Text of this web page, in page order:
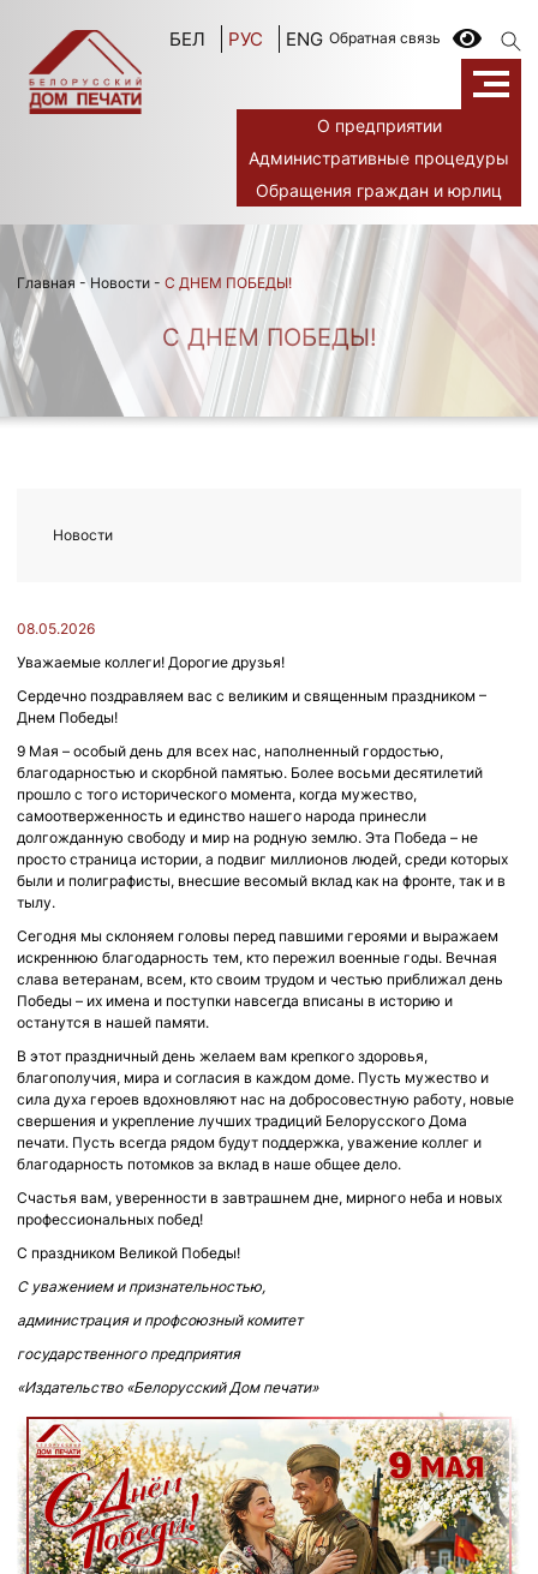
БЕЛ РУС ENG Обратная связь
О предприятии
Административные процедуры
Обращения граждан и юрлиц
Главная -Новости - С ДНЕМ ПОБЕДЫ!
С ДНЕМ ПОБЕДЫ!
08.05.2026
Уважаемые коллеги! Дорогие друзья!
Сердечно поздравляем вас с великим и священным праздником –
Днем Победы!
9 Мая – особый день для всех нас, наполненный гордостью,
благодарностью и скорбной памятью. Более восьми десятилетий
прошло с того исторического момента, когда мужество,
самоотверженность и единство нашего народа принесли
долгожданную свободу и мир на родную землю. Эта Победа – не
просто страница истории, а подвиг миллионов людей, среди которых
были и полиграфисты, внесшие весомый вклад как на фронте, так и в
тылу.
Сегодня мы склоняем головы перед павшими героями и выражаем
искреннюю благодарность тем, кто пережил военные годы. Вечная
слава ветеранам, всем, кто своим трудом и честью приближал день
Победы – их имена и поступки навсегда вписаны в историю и
останутся в нашей памяти.
В этот праздничный день желаем вам крепкого здоровья,
благополучия, мира и согласия в каждом доме. Пусть мужество и
сила духа героев вдохновляют нас на добросовестную работу, новые
свершения и укрепление лучших традиций Белорусского Дома
печати. Пусть всегда рядом будут поддержка, уважение коллег и
благодарность потомков за вклад в наше общее дело.
Счастья вам, уверенности в завтрашнем дне, мирного неба и новых
профессиональных побед!
С праздником Великой Победы!
С уважением и признательностью,
администрация и профсоюзный комитет
государственного предприятия
«Издательство «Белорусский Дом печати»
Новости